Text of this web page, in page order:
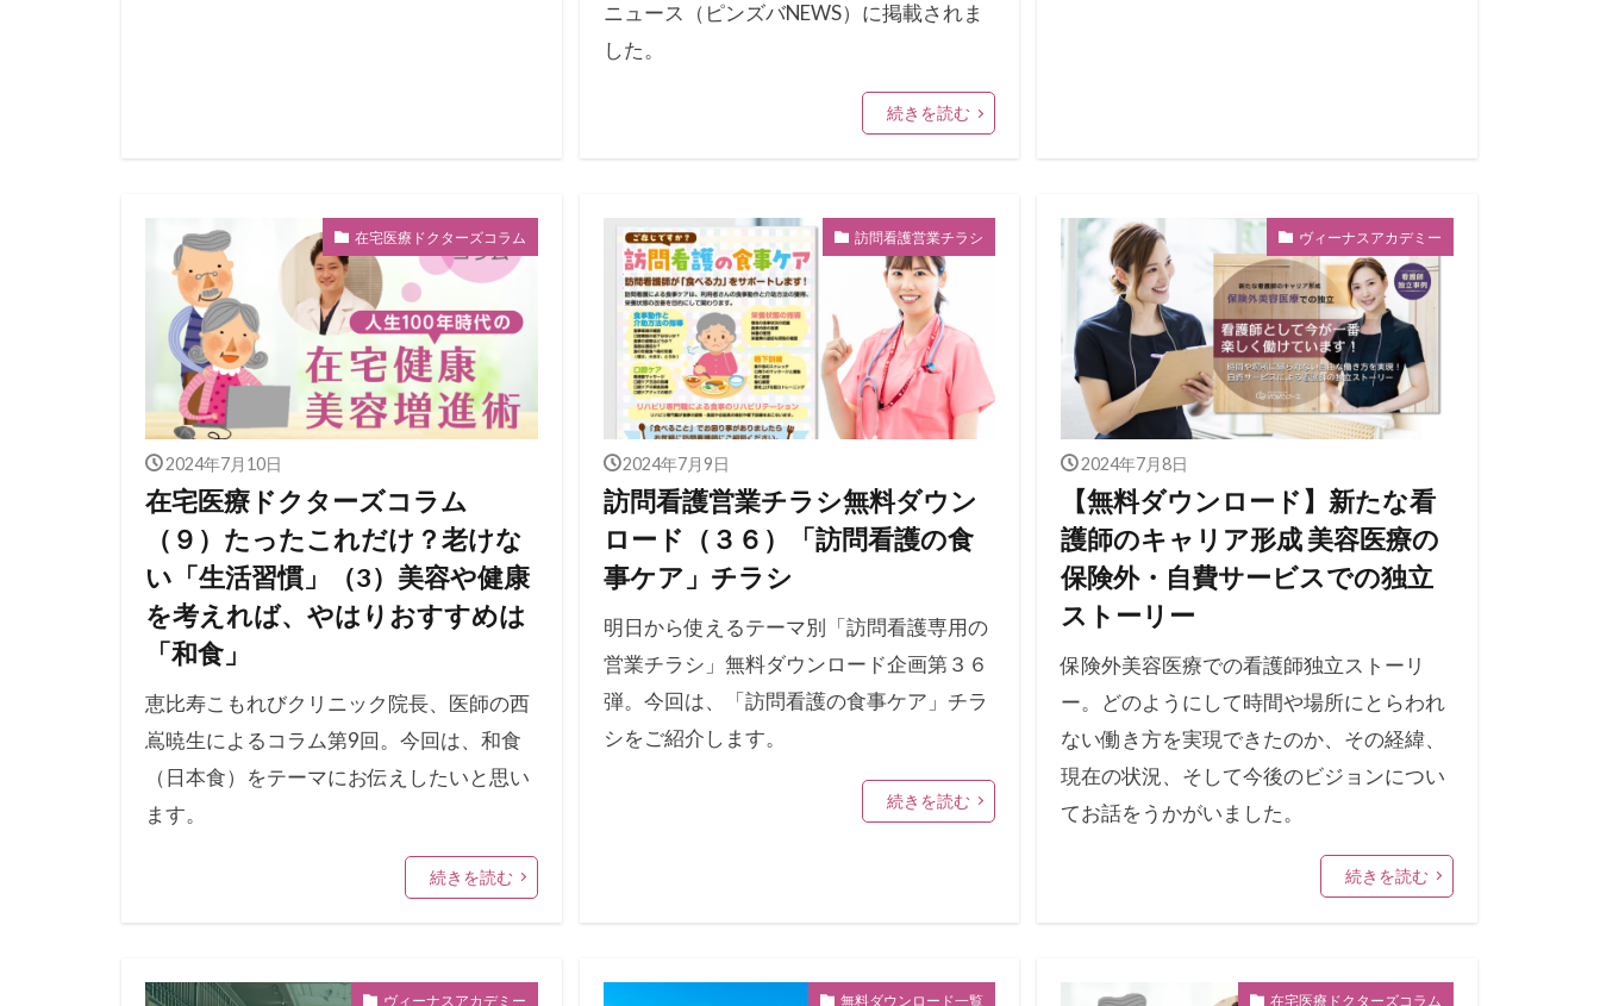
ニュース（ピンズバNEWS）に掲載されま
した。
続きを読む
在宅医療ドクターズコラム
2024年7月10日
在宅医療ドクターズコラム
（９）たったこれだけ？老けな
い「生活習慣」（3）美容や健康
を考えれば、やはりおすすめは
「和食」
恵比寿こもれびクリニック院長、医師の西
嶌暁生によるコラム第9回。今回は、和食
（日本食）をテーマにお伝えしたいと思い
ます。
続きを読む
訪問看護営業チラシ
2024年7月9日
訪問看護営業チラシ無料ダウン
ロード（３６）「訪問看護の食
事ケア」チラシ
明日から使えるテーマ別「訪問看護専用の
営業チラシ」無料ダウンロード企画第３６
弾。今回は、「訪問看護の食事ケア」チラ
シをご紹介します。
続きを読む
ヴィーナスアカデミー
2024年7月8日
【無料ダウンロード】新たな看
護師のキャリア形成 美容医療の
保険外・自費サービスでの独立
ストーリー
保険外美容医療での看護師独立ストーリ
ー。どのようにして時間や場所にとらわれ
ない働き方を実現できたのか、その経緯、
現在の状況、そして今後のビジョンについ
てお話をうかがいました。
続きを読む
ヴィーナスアカデミー 無料ダウンロード一覧 在宅医療ドクターズコラム